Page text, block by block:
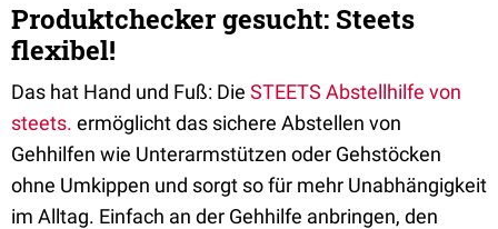
Produktchecker gesucht: Steets
flexibel!
Das hat Hand und Fuß: Die STEETS Abstellhilfe von
steets. ermöglicht das sichere Abstellen von
Gehhilfen wie Unterarmstützen oder Gehstöcken
ohne Umkippen und sorgt so für mehr Unabhängigkeit
im Alltag. Einfach an der Gehhilfe anbringen, den